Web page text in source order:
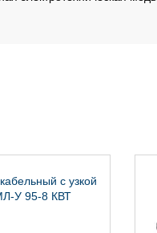
с узкой
У 95-8 КВТ